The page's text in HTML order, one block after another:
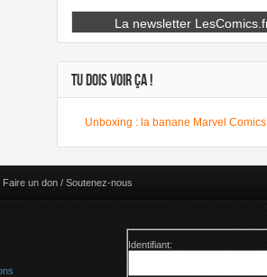
TU DOIS VOIR ÇA !
Unboxing : la banane Marvel Comics
Faire un don / Soutenez-nous
Identifiant: